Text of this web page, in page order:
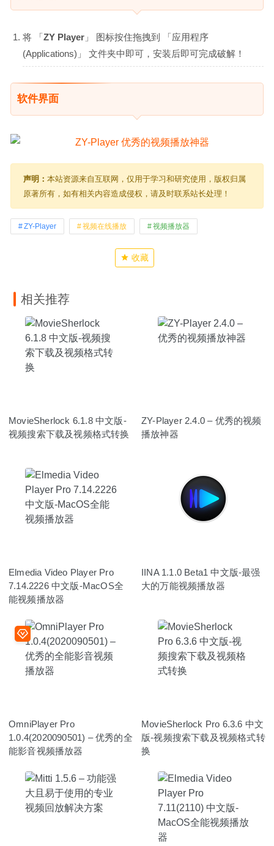
将 「ZY Player 」 图标按住拖拽到 「应用程序
(Applications)」 文件夹中即可，安装后即可完成破解！
软件界面
声明： 本站资源来自互联网，仅用于学习和研究使用，版权归属
原著所有，如有相关内容造成侵权，请及时联系站长处理！
ZY-Player 视频在线播放 视频播放器
收藏
相关推荐
MovieSherlock 6.1.8 中文版-
视频搜索下载及视频格式转换
ZY-Player 2.4.0 – 优秀的视频
播放神器
Elmedia Video Player Pro
7.14.2226 中文版-MacOS全
能视频播放器
IINA 1.1.0 Beta1 中文版-最强
大的万能视频播放器
OmniPlayer Pro
1.0.4(2020090501) – 优秀的全
能影音视频播放器
MovieSherlock Pro 6.3.6 中文
版-视频搜索下载及视频格式转
换